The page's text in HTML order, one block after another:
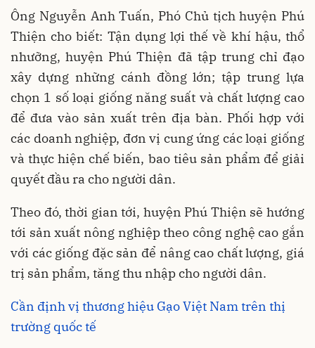
Ông Nguyễn Anh Tuấn, Phó Chủ tịch huyện Phú
Thiện cho biết: Tận dụng lợi thế về khí hậu, thổ
nhưỡng, huyện Phú Thiện đã tập trung chỉ đạo
xây dựng những cánh đồng lớn; tập trung lựa
chọn 1 số loại giống năng suất và chất lượng cao
để đưa vào sản xuất trên địa bàn. Phối hợp với
các doanh nghiệp, đơn vị cung ứng các loại giống
và thực hiện chế biến, bao tiêu sản phẩm để giải
quyết đầu ra cho người dân.
Theo đó, thời gian tới, huyện Phú Thiện sẽ hướng
tới sản xuất nông nghiệp theo công nghệ cao gắn
với các giống đặc sản để nâng cao chất lượng, giá
trị sản phẩm, tăng thu nhập cho người dân.
Cần định vị thương hiệu Gạo Việt Nam trên thị
trường quốc tế